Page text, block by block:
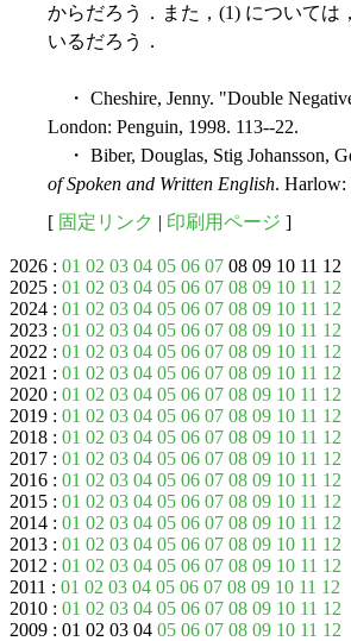
からだろう．また，(1) について
いるだろう．
・ Cheshire, Jenny. "Double
London: Penguin, 1998. 113--22.
・ Biber, Douglas, Stig Johansson,
of Spoken and Written English. Harlow:
[ 固定リンク | 印刷用ページ ]
2026 : 01 02 03 04 05 06 07 08 09 10 11 12
2025 : 01 02 03 04 05 06 07 08 09 10 11 12
2024 : 01 02 03 04 05 06 07 08 09 10 11 12
2023 : 01 02 03 04 05 06 07 08 09 10 11 12
2022 : 01 02 03 04 05 06 07 08 09 10 11 12
2021 : 01 02 03 04 05 06 07 08 09 10 11 12
2020 : 01 02 03 04 05 06 07 08 09 10 11 12
2019 : 01 02 03 04 05 06 07 08 09 10 11 12
2018 : 01 02 03 04 05 06 07 08 09 10 11 12
2017 : 01 02 03 04 05 06 07 08 09 10 11 12
2016 : 01 02 03 04 05 06 07 08 09 10 11 12
2015 : 01 02 03 04 05 06 07 08 09 10 11 12
2014 : 01 02 03 04 05 06 07 08 09 10 11 12
2013 : 01 02 03 04 05 06 07 08 09 10 11 12
2012 : 01 02 03 04 05 06 07 08 09 10 11 12
2011 : 01 02 03 04 05 06 07 08 09 10 11 12
2010 : 01 02 03 04 05 06 07 08 09 10 11 12
2009 : 01 02 03 04 05 06 07 08 09 10 11 12